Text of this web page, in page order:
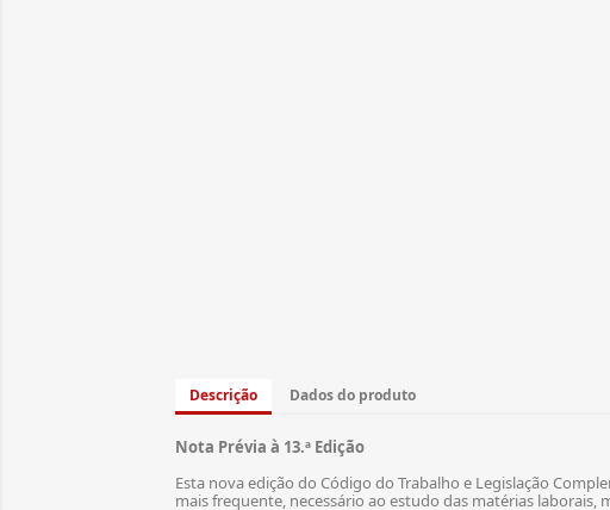
Descrição Dados do produto
Nota Prévia à 13.ª Edição
Esta nova edição do Código do Trabalho e Legislação
mais frequente, necessário ao estudo das matérias